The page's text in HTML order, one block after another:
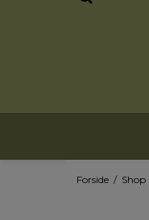
Forside / Shop